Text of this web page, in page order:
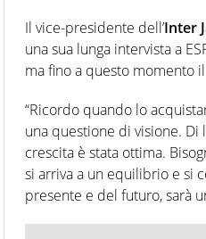
Il vice-presidente dell’Inter
una sua lunga intervista a
ma fino a questo momento
“Ricordo quando lo
una questione di visione.
crescita è stata ottima.
si arriva a un equilibrio e si
presente e del futuro, sarà